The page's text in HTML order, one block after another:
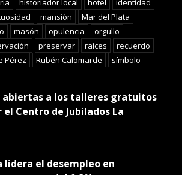
historiador local hotel
identidad
mansión
Mar del Plata
masón opulencia
orgullo
preservar raíces
recuerdo
Pérez Rubén Calomarde símbolo
abiertas a los talleres gratuitos
Centro de Jubilados La
lidera el desempleo en